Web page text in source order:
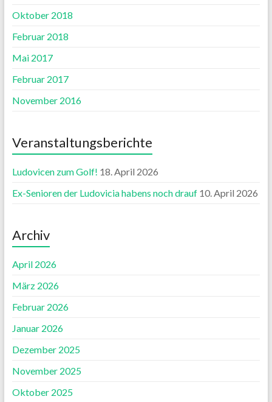
Oktober 2018
Februar 2018
Mai 2017
Februar 2017
November 2016
Veranstaltungsberichte
Ludovicen zum Golf! 18. April 2026
Ex-Senioren der Ludovicia habens noch drauf 10. April 2026
Archiv
April 2026
März 2026
Februar 2026
Januar 2026
Dezember 2025
November 2025
Oktober 2025